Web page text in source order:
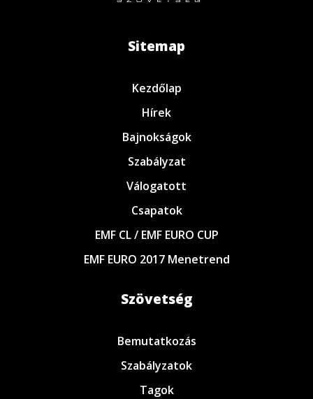
Sitemap
Kezdőlap
Hírek
Bajnokságok
Szabályzat
Válogatott
Csapatok
EMF CL / EMF EURO CUP
EMF EURO 2017 Menetrend
Szövetség
Bemutatkozás
Szabályzatok
Tagok